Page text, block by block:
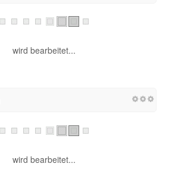
wird bearbeitet...
wird bearbeitet...